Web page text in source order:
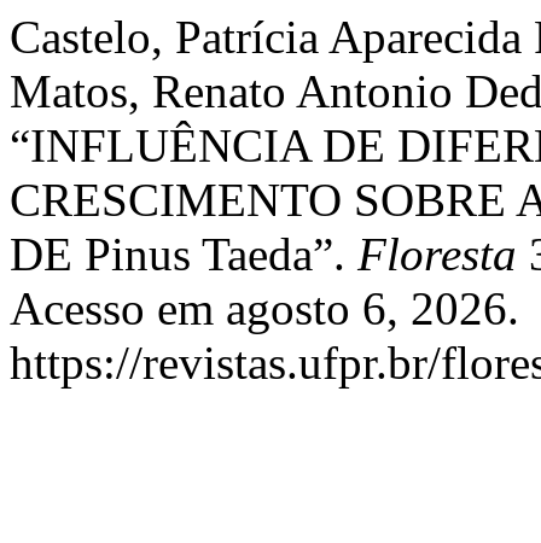
Castelo, Patrícia
Matos, Renato Antonio
“INFLUÊNCIA DE
CRESCIMENTO
DE Pinus Taeda”. Floresta
Acesso em agosto 6, 2026.
https://revistas.ufpr.br/